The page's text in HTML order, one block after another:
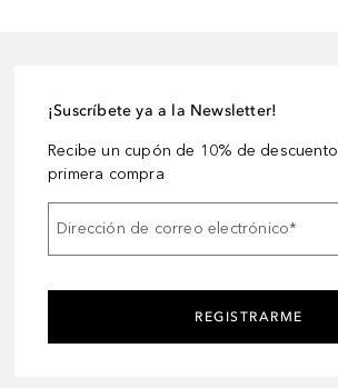
¡Suscríbete ya a la Newsletter!
Recibe un cupón de 10% de
primera compra
Dirección de correo electrónico*
REGISTRARME